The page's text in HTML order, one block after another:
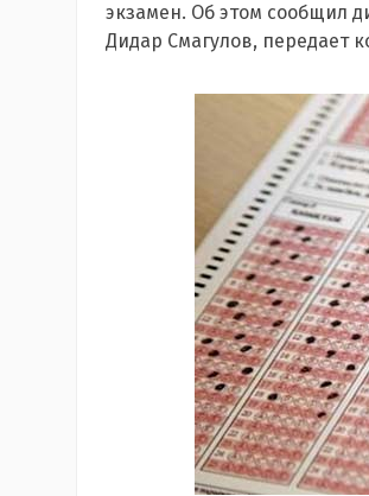
экзамен. Об этом сообщил
Дидар Смагулов, передает